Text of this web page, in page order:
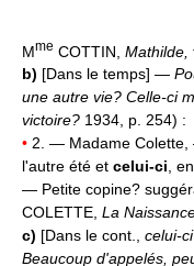
Mme COTTIN, Mathilde,
b) [Dans le temps] —
une autre vie? Celle-ci
victoire? 1934, p. 254) :
• 2. — Madame
l'autre été et celui-ci,
— Petite copine?
COLETTE, La
c) [Dans le cont., celui-ci
Beaucoup d'appelés,